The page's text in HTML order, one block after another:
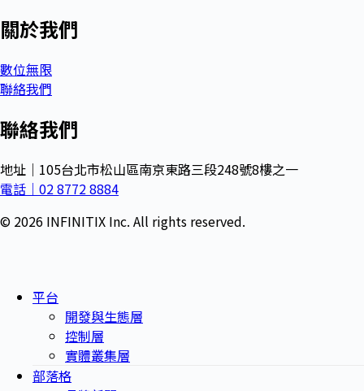
關於我們
數位無限
聯絡我們
聯絡我們
地址｜105台北市松山區南京東路三段248號8樓之一
電話｜02 8772 8884
© 2026 INFINITIX Inc. All rights reserved.
平台
開發與生態層
控制層
實體叢集層
部落格